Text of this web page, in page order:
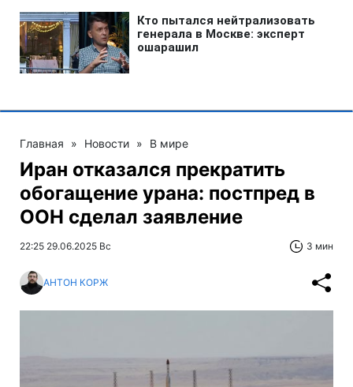
Главная » Новости » В мире
Иран отказался прекратить
обогащение урана: постпред в
ООН сделал заявление
22:25 29.06.2025 Вс 3 мин
АНТОН КОРЖ